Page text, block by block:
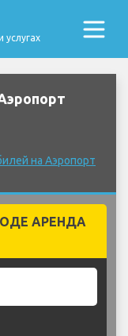
на Аэропорт
АРЕНДА